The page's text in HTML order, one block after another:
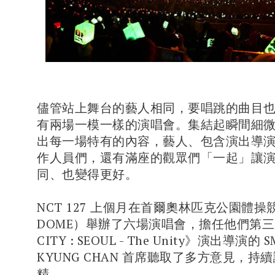
儘管站上舞台的藝人相同，要唱跳的曲目
有兩場一模一樣的演唱會。集結起瞬間細
出每一場特有的內容，藝人、包含演出導
作人員們，還有滿座的觀眾們「一起」讓
同、也變得更好。
NCT 127 上個月在首爾奧林匹克公園體操
DOME）舉辦了六場演唱會，擔任他們第
CITY : SEOUL - The Unity》演出導演的
KYUNG CHAN 首席聽取了多方意見，持